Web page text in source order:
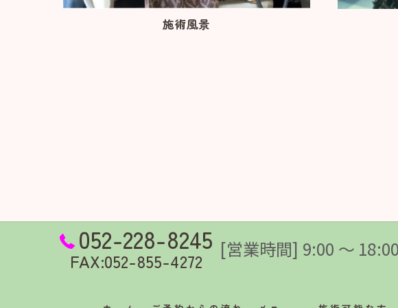
施術風景
052-228-8245
FAX:052-855-4272
[営業時間] 9:00 〜